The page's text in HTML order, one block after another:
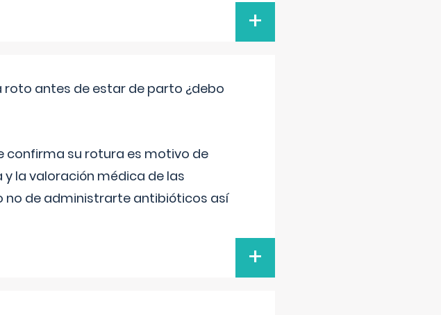
+
roto antes de estar de parto ¿debo
confirma su rotura es motivo de
la valoración médica de las
no de administrarte antibióticos así
+